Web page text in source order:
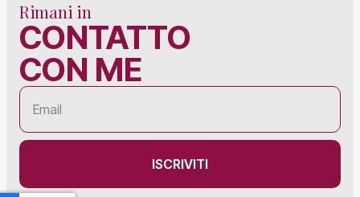
Rimani in
CONTATTO
CON ME
ISCRIVITI